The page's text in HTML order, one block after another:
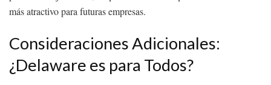
más atractivo para futuras empresas.
Consideraciones Adicionales:
¿Delaware es para Todos?